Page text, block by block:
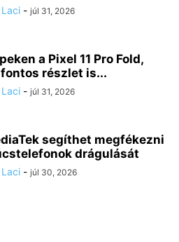
- júl 31, 2026
a Pixel 11 Pro Fold,
részlet is...
- júl 31, 2026
segíthet megfékezni
drágulását
- júl 30, 2026